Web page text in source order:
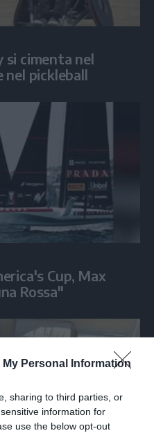
My Personal Information
sharing to third parties, or
information for
use the below opt-out
si cimenta nel
nel pickleball
Cup, Max
Rossa"